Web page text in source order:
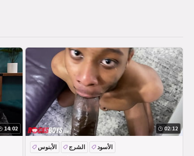
14:02 02:12
الأبنوس الشرج الأسود